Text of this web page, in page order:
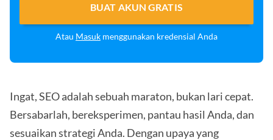
BUAT AKUN GRATIS
Atau Masuk menggunakan kredensial Anda
Ingat, SEO adalah sebuah maraton, bukan lari cepat.
Bersabarlah, bereksperimen, pantau hasil Anda, dan
sesuaikan strategi Anda. Dengan upaya yang